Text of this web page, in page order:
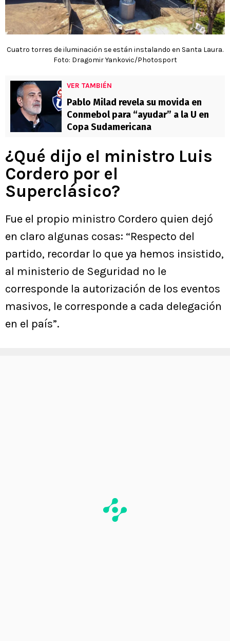
Cuatro torres de iluminación se están instalando en Santa Laura.
Foto: Dragomir Yankovic/Photosport
VER TAMBIÉN
Pablo Milad revela su movida en
Conmebol para “ayudar” a la U en
Copa Sudamericana
¿Qué dijo el ministro Luis
Cordero por el
Superclásico?
Fue el propio ministro Cordero quien dejó
en claro algunas cosas: “Respecto del
partido, recordar lo que ya hemos insistido,
al ministerio de Seguridad no le
corresponde la autorización de los eventos
masivos, le corresponde a cada delegación
en el país”.